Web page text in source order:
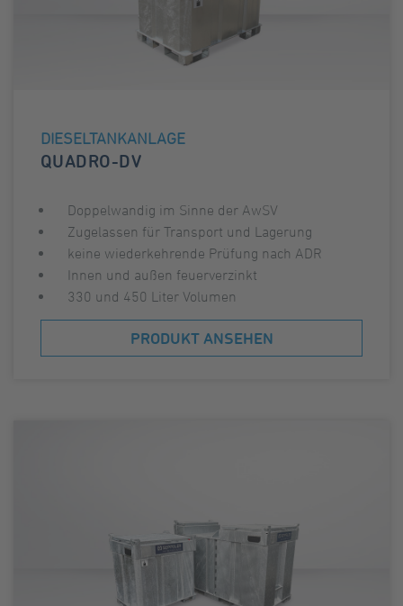
DIESELTANKANLAGE
QUADRO-DV
Doppelwandig im Sinne der AwSV
Zugelassen für Transport und Lagerung
keine wiederkehrende Prüfung nach ADR
Innen und außen feuerverzinkt
330 und 450 Liter Volumen
PRODUKT ANSEHEN